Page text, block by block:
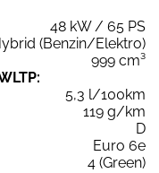
48 kW / 65 PS
(Benzin/Elektro)
999 cm³
5,3 l/100km
119 g/km
D
Euro 6e
4 (Green)